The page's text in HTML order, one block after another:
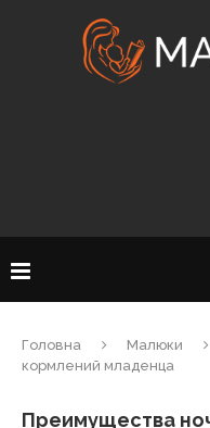
Головна Малюки
кормлений младенца
Преимущества